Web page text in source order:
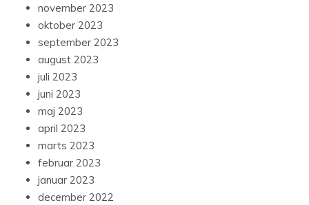
november 2023
oktober 2023
september 2023
august 2023
juli 2023
juni 2023
maj 2023
april 2023
marts 2023
februar 2023
januar 2023
december 2022